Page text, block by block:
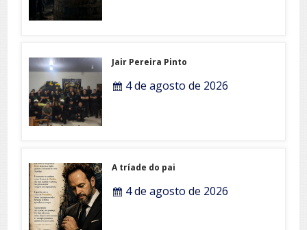
Jair Pereira Pinto
4 de agosto de 2026
A tríade do pai
4 de agosto de 2026